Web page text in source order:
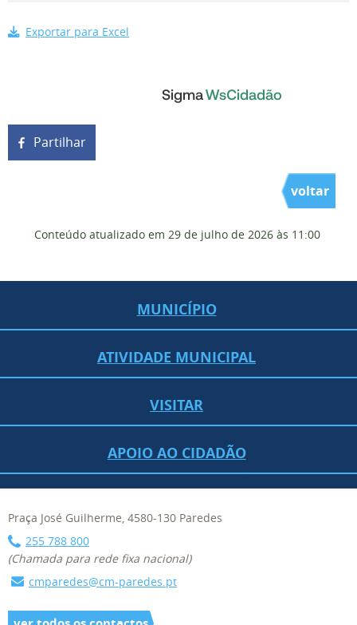
Exportar para Excel
Partilhar
voltar
Conteúdo atualizado em 29 de julho de 2026 às 11:00
MUNICÍPIO
ATIVIDADE MUNICIPAL
VISITAR
APOIO AO CIDADÃO
Praça José Guilherme, 4580-130 Paredes
255 788 800
(Chamada para rede fixa nacional)
cmparedes@cm-paredes.pt